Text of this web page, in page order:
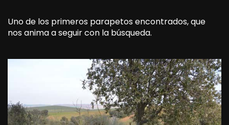
Uno de los primeros parapetos encontrados, que
nos anima a seguir con la búsqueda.